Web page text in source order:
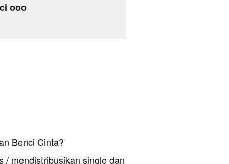
ooo
Benci Cinta?
/ mendistribusikan single dan